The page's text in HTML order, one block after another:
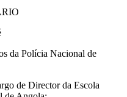
da Polícia Nacional de
de Director da Escola